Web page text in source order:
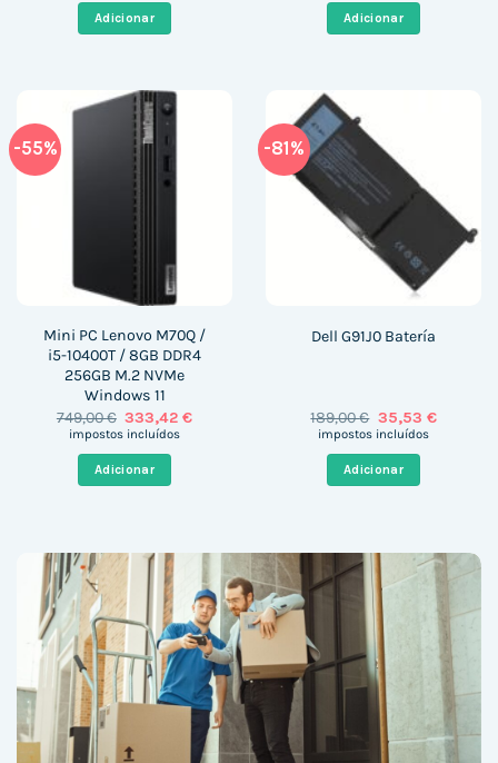
era:
1.364,00 €.
Adicionar
era:
419,00 €.
Adicionar
-55%
Mini PC Lenovo M70Q /
i5-10400T / 8GB DDR4
256GB M.2 NVMe
Windows 11
749,00€ O
preço
era:
749,00 €.
333,42€O
impostos incluídos
Adicionar
-81%
Dell G91J0 Batería
189,00€ O
preço
era:
189,00 €.
35,53 €O
impostos incluídos
Adicionar